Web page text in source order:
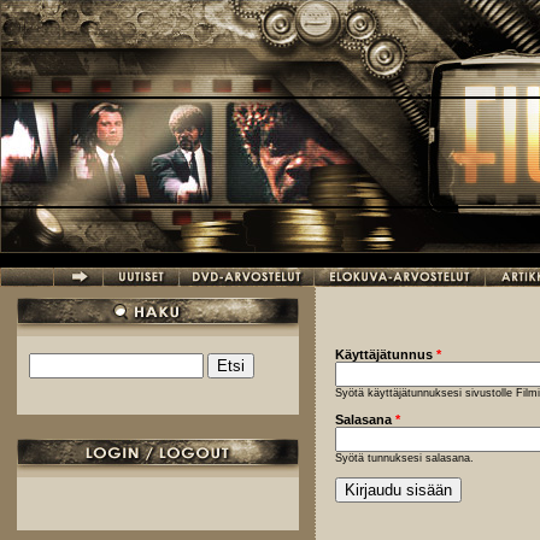
Hyppää pääsisältöön
Hakulomake
Käyttäjätunnus *
Syötä käyttäjätunnuksesi sivustolle
Salasana *
Syötä tunnuksesi salasana.